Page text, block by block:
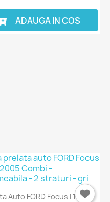
ADAUGA IN COS
Auto FORD Focus I 1998-